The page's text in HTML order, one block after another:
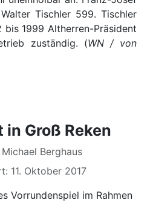
Tischler 599. Tischler
1999 Altherren-Präsident
zuständig. (WN / von
Groß Reken
Michael Berghaus
11. Oktober 2017
Vorrundenspiel im Rahmen